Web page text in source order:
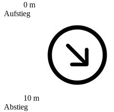
0 m
Aufstieg
10 m
Abstieg